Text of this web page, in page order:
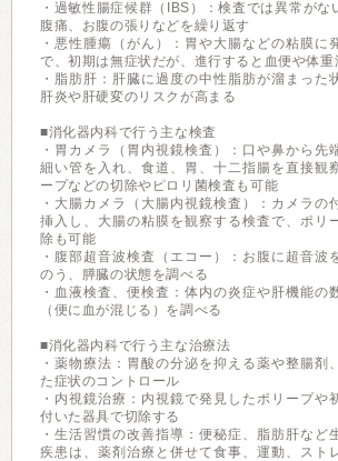
・過敏性腸症候群（IBS）：検査では異常がな
腹痛、お腹の張りなどを繰り返す
・悪性腫瘍（がん）：胃や大腸などの粘膜に
で、初期は無症状だが、進行すると血便や体重
・脂肪肝：肝臓に過度の中性脂肪が溜まった
肝炎や肝硬変のリスクが高まる
■消化器内科で行う主な検査
・胃カメラ（胃内視鏡検査）：口や鼻から先
細い管を入れ、食道、胃、十二指腸を直接観
ープなどの切除やピロリ菌検査も可能
・大腸カメラ（大腸内視鏡検査）：カメラの
挿入し、大腸の粘膜を観察する検査で、ポリ
除も可能
・腹部超音波検査（エコー）：お腹に超音波
のう、膵臓の状態を調べる
・血液検査、便検査：体内の炎症や肝機能の
（便に血が混じる）を調べる
■消化器内科で行う主な治療法
・薬物療法：胃酸の分泌を抑える薬や整腸剤
た症状のコントロール
・内視鏡治療：内視鏡で発見したポリープや
付いた器具で切除する
・生活習慣の改善指導：便秘症、脂肪肝など
疾患は、薬剤治療と併せて食事、運動、スト